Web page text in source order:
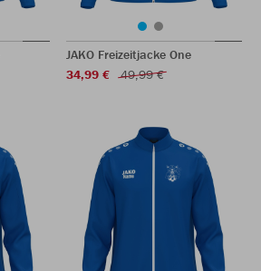
JAKO Freizeitjacke One
34,99 €
49,99 €